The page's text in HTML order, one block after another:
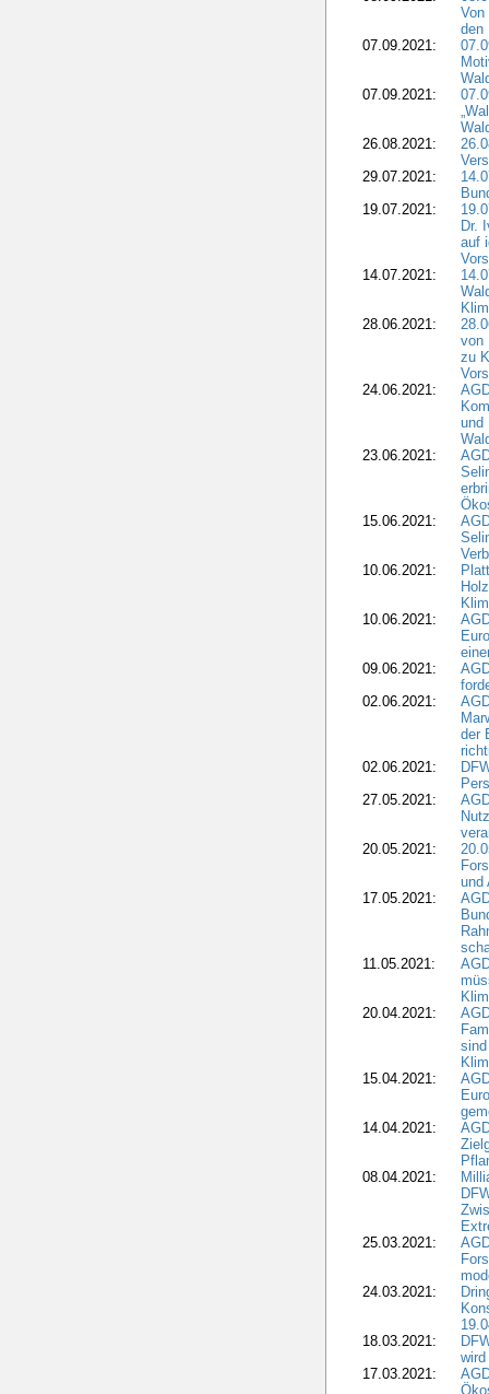
den
07.09.2021:
07.09.2021:
26.08.2021:
29.07.2021:
19.07.2021:
Dr.
auf
14.07.2021:
28.06.2021:
von
zu
24.06.2021:
und
23.06.2021:
15.06.2021:
10.06.2021:
10.06.2021:
09.06.2021:
02.06.2021:
der
02.06.2021:
27.05.2021:
20.05.2021:
und
17.05.2021:
11.05.2021:
20.04.2021:
15.04.2021:
14.04.2021:
08.04.2021:
25.03.2021:
24.03.2021:
18.03.2021:
17.03.2021: